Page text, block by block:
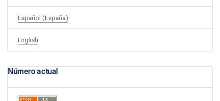
Español (España)
English
Número actual